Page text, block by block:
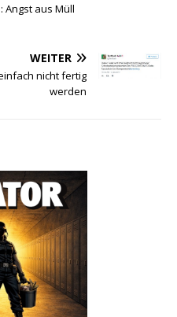
Angst aus Müll
WEITER
nicht fertig
werden